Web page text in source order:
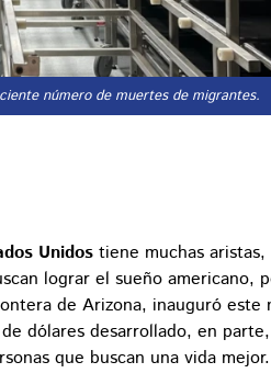
número de muertes de migrantes.
Unidos tiene muchas
lograr el sueño americano,
de Arizona, inauguró este
dólares desarrollado, en
que buscan una vida mejor.